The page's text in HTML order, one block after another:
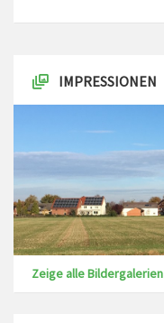
IMPRESSIONEN
Zeige alle Bildergalerien